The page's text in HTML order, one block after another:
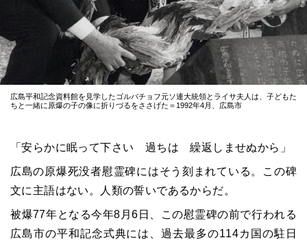
広島平和記念資料館を見学したゴルバチョフ元ソ連大統領とライサ夫人は、子どもた
ちと一緒に原爆の子の像に折りづるをささげた＝1992年4月、広島市
「安らかに眠って下さい 過ちは 繰返しませぬから」
広島の原爆死没者慰霊碑にはそう刻まれている。この碑
文に主語はない。人類の誓いであるからだ。
被爆77年となる今年8月6日、この慰霊碑の前で行われる
広島市の平和記念式典には、過去最多の114カ国の駐日